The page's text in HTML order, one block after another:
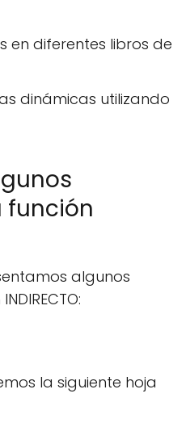
en diferentes libros de
dinámicas utilizando
función
algunos
la siguiente hoja